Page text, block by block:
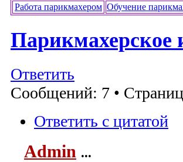
Работа парикмахером Обучение
Парикмахерское
Ответить
Сообщений: 7 •
Ответить с цитатой
Admin ...